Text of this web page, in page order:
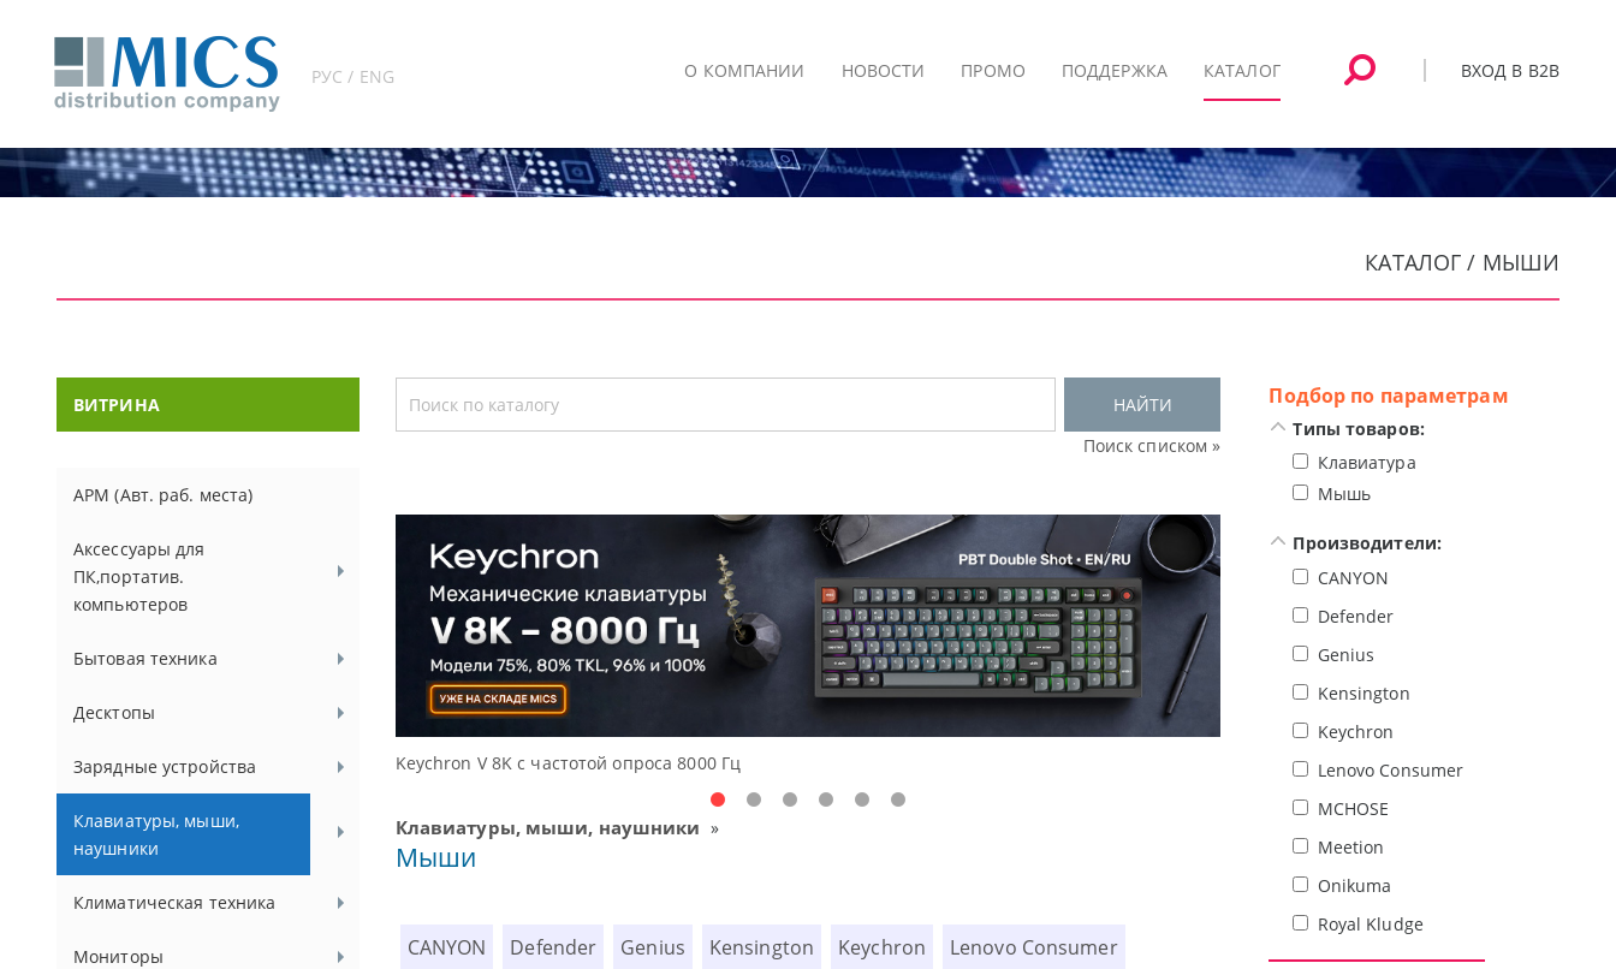
РУС / ENG ВХОД В B2B
О КОМПАНИИ НОВОСТИ ПРОМО ПОДДЕРЖКА КАТАЛОГ
КАТАЛОГ / МЫШИ
ВИТРИНА
АРМ (Авт. раб. места)
Аксессуары для
ПК,портатив.
компьютеров
Бытовая техника
Десктопы
Зарядные устройства
Клавиатуры, мыши,
наушники
Климатическая техника
Мониторы
НАЙТИ
Поиск списком »
Keychron V 8K с частотой опроса 8000 Гц Доступные решения начального уровня,
Клавиатуры, мыши, наушники »
Мыши
CANYON Defender Genius Kensington Keychron Lenovo Consumer
Подбор по параметрам
Типы товаров:
Клавиатура
Мышь
Производители:
CANYON
Defender
Genius
Kensington
Keychron
Lenovo Consumer
MCHOSE
Meetion
Onikuma
Royal Kludge